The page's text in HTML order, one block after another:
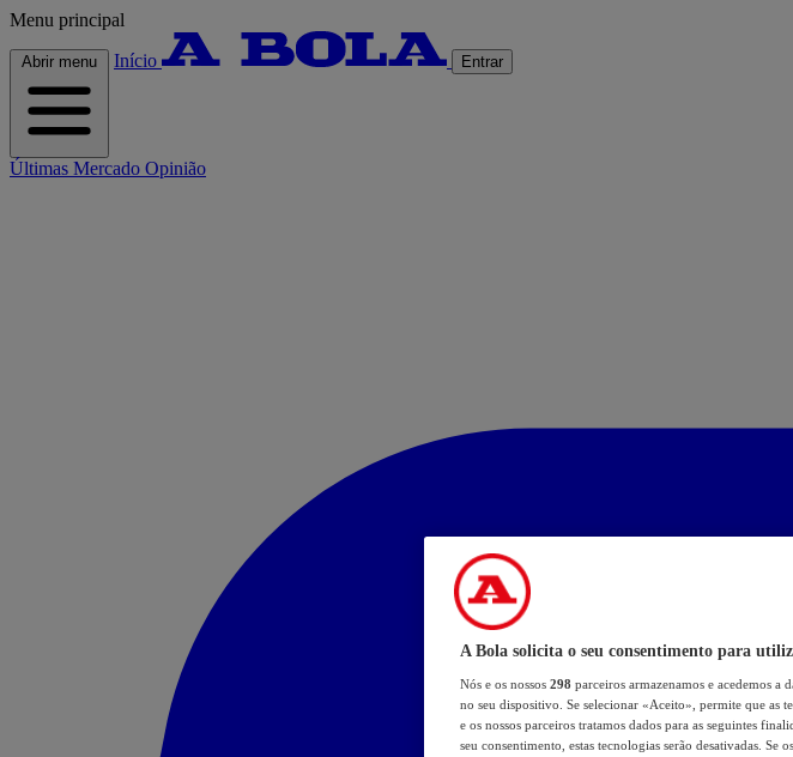
Menu principal
Abrir menu Início Entrar
Últimas Mercado Opinião
A Bola solicita o seu consentimento para
Nós e os nossos 298 parceiros armazenamos e acedemos a
no seu dispositivo. Se selecionar «Aceito», permite que as
e os nossos parceiros tratamos dados para as seguintes
seu consentimento, estas tecnologias serão desativadas. Se